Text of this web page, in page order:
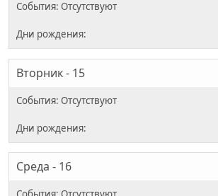
Вторник - 15
Среда - 16